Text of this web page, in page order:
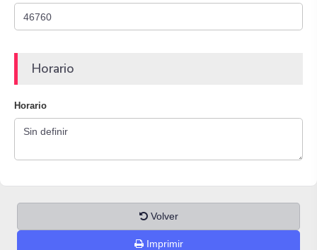
Horario
Horario
Volver
Imprimir